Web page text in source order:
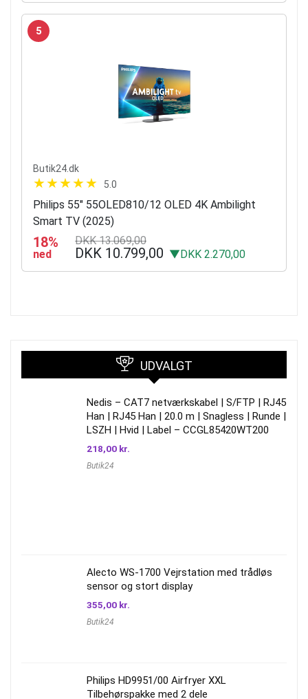
5
Butik24.dk
5.0
Philips 55" 55OLED810/12 OLED 4K Ambilight
Smart TV (2025)
18%
ned
DKK 13.069,00
DKK 10.799,00 ▼DKK 2.270,00
UDVALGT
Nedis – CAT7 netværkskabel | S/FTP | RJ45
Han | RJ45 Han | 20.0 m | Snagless | Runde |
LSZH | Hvid | Label – CCGL85420WT200
218,00 kr.
Butik24
Alecto WS-1700 Vejrstation med trådløs
sensor og stort display
355,00 kr.
Butik24
Philips HD9951/00 Airfryer XXL
Tilbehørspakke med 2 dele